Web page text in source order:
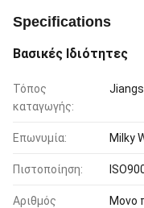
Specifications
Βασικές Ιδιότητες
Τόπος
καταγωγής:
Επωνυμία: Milky
Πιστοποίηση:
Αριθμός
Μονο